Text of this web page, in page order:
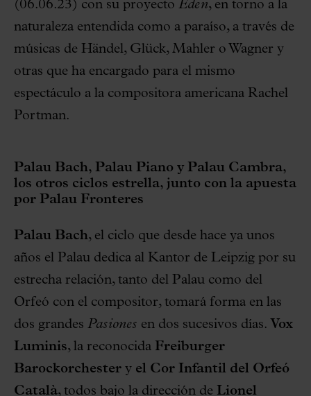
(06.06.23) con su proyecto Eden, en torno a la
naturaleza entendida como a paraíso, a través de
músicas de Händel, Glück, Mahler o Wagner y
otras que ha encargado para el mismo
espectáculo a la compositora americana Rachel
Portman.
Palau Bach, Palau Piano y Palau Cambra,
los otros ciclos estrella, junto con la apuesta
por Palau Fronteres
Palau Bach, el ciclo que desde hace ya unos
años el Palau dedica al Kantor de Leipzig por su
estrecha relación, tanto del Palau como del
Orfeó con el compositor, tomará forma en las
dos grandes Pasiones en dos sucesivos días. Vox
Luminis, la reconocida Freiburger
Barockorchester y el Cor Infantil del Orfeó
Català, todos bajo la dirección de Lionel